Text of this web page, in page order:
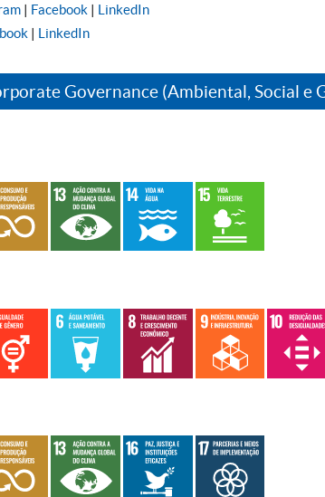
| Facebook | LinkedIn
| LinkedIn
Governance (Ambiental, Social e